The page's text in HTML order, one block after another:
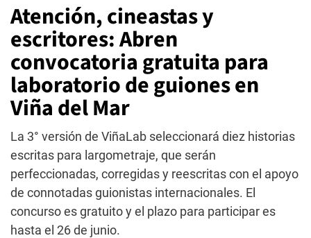
Atención, cineastas y
escritores: Abren
convocatoria gratuita para
laboratorio de guiones en
Viña del Mar
La 3° versión de ViñaLab seleccionará diez historias
escritas para largometraje, que serán
perfeccionadas, corregidas y reescritas con el apoyo
de connotadas guionistas internacionales. El
concurso es gratuito y el plazo para participar es
hasta el 26 de junio.